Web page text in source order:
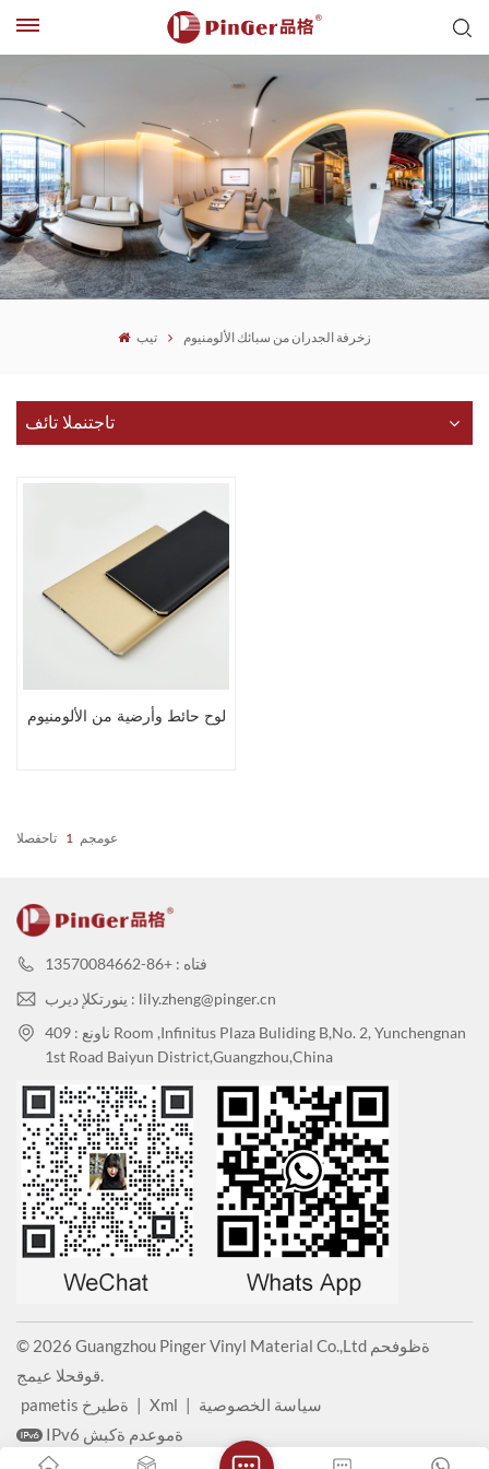
تيب زخرفة الجدران من سبائك الألومنيوم
تاجتنملا تائف
لوح حائط وأرضية من الألومنيوم
عومجم 1 تاحفصلا
فتاه : +86-13570084662
ينورتكلإ ديرب : lily.zheng@pinger.cn
ناونع : 409 Room ,Infinitus Plaza Buliding B,No. 2, Yunchengnan
1st Road Baiyun District,Guangzhou,China
© 2026 Guangzhou Pinger Vinyl Material Co.,Ltd ةظوفحم
قوقحلا عيمج.
pametis ةطيرخ | Xml | سياسة الخصوصية
IPv6 ةموعدم ةكبش